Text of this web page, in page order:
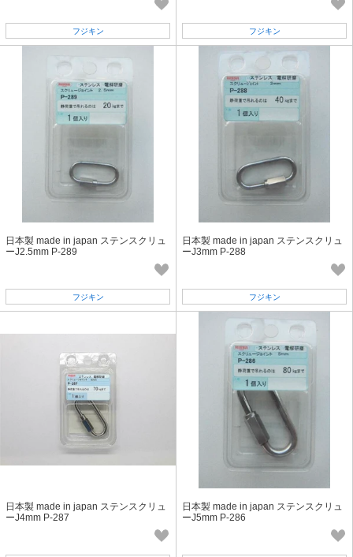
フジキン フジキン
日本製 made in japan ステンスクリュ
ーJ2.5mm P-289
フジキン
日本製 made in japan ステンスクリュ
ーJ3mm P-288
フジキン
日本製 made in japan ステンスクリュ
ーJ4mm P-287
日本製 made in japan ステンスクリュ
ーJ5mm P-286